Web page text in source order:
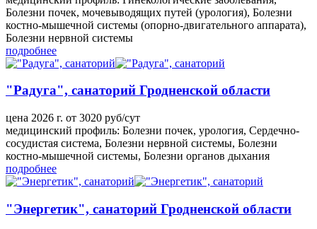
Болезни почек, мочевыводящих путей (урология), Болезни
костно-мышечной системы (опорно-двигательного аппарата),
Болезни нервной системы
подробнее
"Радуга", санаторий Гродненской области
цена 2026 г. от 3020 руб/сут
медицинский профиль: Болезни почек, урология, Сердечно-
сосудистая система, Болезни нервной системы, Болезни
костно-мышечной системы, Болезни органов дыхания
подробнее
"Энергетик", санаторий Гродненской области